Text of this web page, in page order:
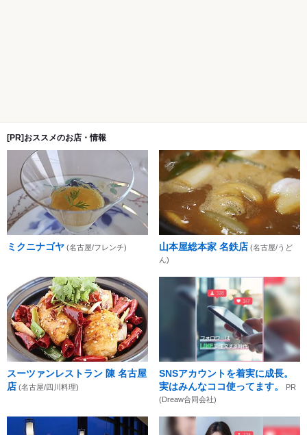
[PR]おススメのお店・情報
ミクニナゴヤ (名古屋/フレンチ) 山本屋総本家 名鉄店 (名古屋/うど
ん)
スーツァンレストラン 陳 名古屋
店 (名古屋/四川料理)
SNSアカウントを着実に成長。
実はみんなココ使ってます。
PR
(Dreaw合同会社)